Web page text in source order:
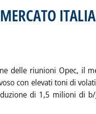
ITALIA
delle riunioni Opec, il
con elevati toni di
di 1,5 milioni di